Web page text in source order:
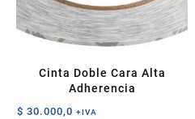
Cinta Doble Cara Alta
Adherencia
$ 30.000,0 +IVA